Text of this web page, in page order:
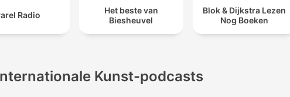
Radio
Het beste van
Biesheuvel
Blok & Dijkstra Lezen
Nog Boeken
Kunst-podcasts